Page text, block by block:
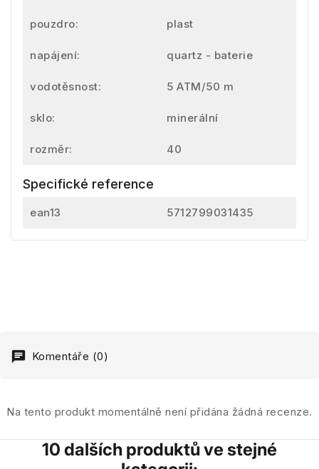
pouzdro: plast
napájení: quartz - baterie
vodotěsnost: 5 ATM/50 m
sklo: minerální
rozměr: 40
Specifické reference
ean13 5712799031435
Komentáře (0)
Na tento produkt momentálně není přidána žádná recenze.
10 dalších produktů ve stejné